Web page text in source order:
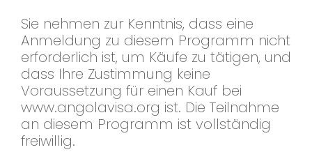
Sie nehmen zur Kenntnis, dass eine
Anmeldung zu diesem Programm nicht
erforderlich ist, um Käufe zu tätigen, und
dass Ihre Zustimmung keine
Voraussetzung für einen Kauf bei
www.angolavisa.org ist. Die Teilnahme
an diesem Programm ist vollständig
freiwillig.